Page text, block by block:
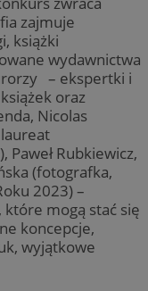
zajmuje
książki
wydawnictwa
– ekspertki i
oraz
Nicolas
Paweł Rubkiewicz,
(fotografka,
2023) –
które mogą stać się
koncepcje,
wyjątkowe